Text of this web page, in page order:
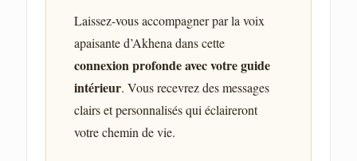
Laissez-vous accompagner par la voix
apaisante d’Akhena dans cette
connexion profonde avec votre guide
intérieur. Vous recevrez des messages
clairs et personnalisés qui éclaireront
votre chemin de vie.